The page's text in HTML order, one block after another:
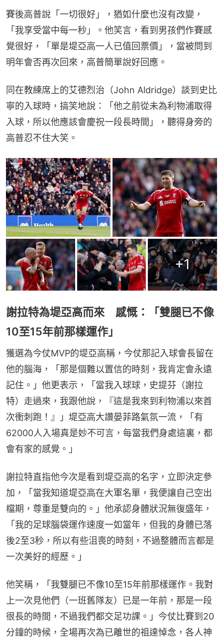
賽後高普說「一切很好」，猶如什麼也沒有改變，
「我享受當中每一秒」。他笑言，看到男孩們作賽感
覺很好，「單是堤亞高一人已值回票價」，當被問到
明年會否再次回來，高普簡單說好回應。
同在教練席上的艾德烈治（John Aldridge）談到史比
寧的入球時，搞笑地說：「他之前從未為利物浦取得
入球，所以他應該會慶祝一段長時間」，聽得身旁的
高普忍不住大笑。
+1
謝拉特為堤亞高而來 感慨：「雙腿已不像
10至15年前那樣運作」
獲選為今仗MVP的堤亞高稱，今仗那記入球會長留在
他的腦海，「那是個難以置信的時刻，我肯定會永遠
記住。」他更表示，「當我入球球，史提芬（謝拉
特）走過來，我跟他說，『這是我來到利物浦以來首
次衝刺跑！』」堤亞高大讚晏菲路氣氛一流，「有
62000人入場真是妙不可言，每當我們身處這裏，都
會有家的感覺。」
謝拉特直指他今次是看到堤亞高的名字，立即決定參
加，「當我知道堤亞高在大軍名單，我便讓自己空出
檔期，尊重是雙向的。」他承認身體狀況無復盛年，
「我的足球腦袋運作速度一如當年，但我的身體已落
後2至3秒，所以有些沮喪的時刻，不過整體而言都是
一次美好的經歷。」
他笑稱，「我雙腿已不像10至15年前那樣運作。我對
上一次見他們（一班舊隊友）已是一年前，那是一段
很長的時間，不過我們都交足功課。」今仗比賽到20
分鐘的時候，全場再次為已離世的祖達悼念，各人神